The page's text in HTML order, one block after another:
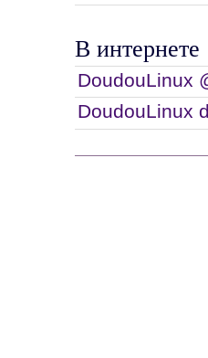
В интернете
DoudouLinux
DoudouLinux